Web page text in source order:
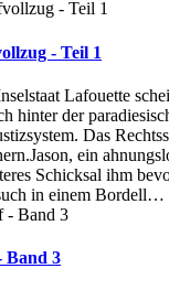
- Teil 1
Lafouette
hinter der
Das
ein
Schicksal ihm
in einem Bordell…
Band 3